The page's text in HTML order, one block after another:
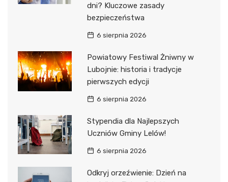
dni? Kluczowe zasady
bezpieczeństwa
6 sierpnia 2026
Powiatowy Festiwal Żniwny w
Lubojnie: historia i tradycje
pierwszych edycji
6 sierpnia 2026
Stypendia dla Najlepszych
Uczniów Gminy Lelów!
6 sierpnia 2026
Odkryj orzeźwienie: Dzień na